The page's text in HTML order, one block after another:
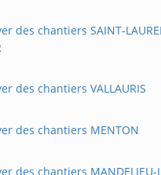
des chantiers SAINT-
des chantiers VALLAURIS
des chantiers MENTON
des chantiers MANDELIEU-